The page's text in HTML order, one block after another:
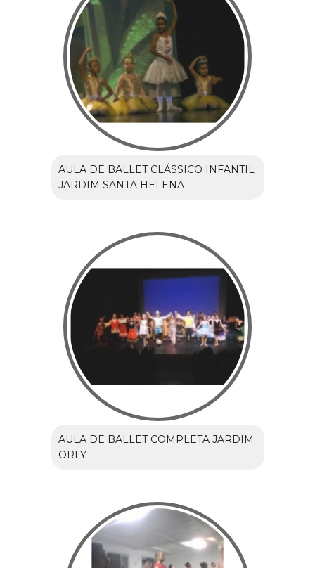
AULA DE BALLET CLÁSSICO INFANTIL
JARDIM SANTA HELENA
AULA DE BALLET COMPLETA JARDIM
ORLY